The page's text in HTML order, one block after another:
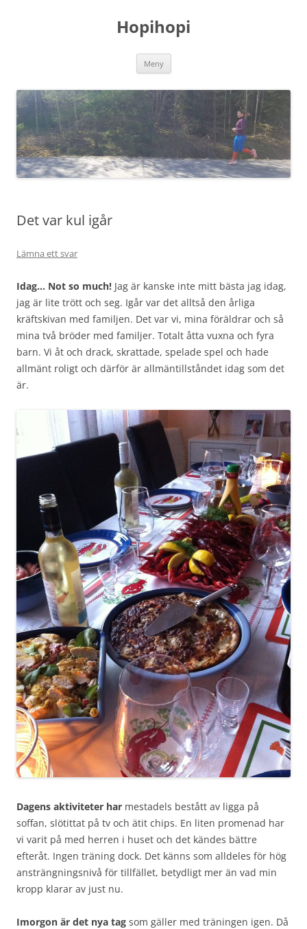
Hopihopi
Meny
Det var kul igår
Lämna ett svar
Idag… Not so much! Jag är kanske inte mitt bästa jag idag,
jag är lite trött och seg. Igår var det alltså den årliga
kräftskivan med familjen. Det var vi, mina föräldrar och så
mina två bröder med familjer. Totalt åtta vuxna och fyra
barn. Vi åt och drack, skrattade, spelade spel och hade
allmänt roligt och därför är allmäntillståndet idag som det
är.
Dagens aktiviteter har mestadels bestått av ligga på
soffan, slötittat på tv och ätit chips. En liten promenad har
vi varit på med herren i huset och det kändes bättre
efteråt. Ingen träning dock. Det känns som alldeles för hög
ansträngningsnivå för tillfället, betydligt mer än vad min
kropp klarar av just nu.
Imorgon är det nya tag som gäller med träningen igen. Då